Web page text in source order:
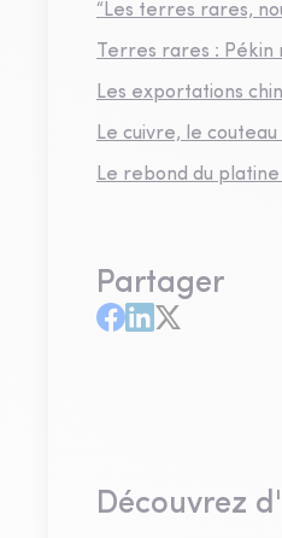
“Les terres rares,
Terres rares : Pékin
Les exportations
Le cuivre, le
Le rebond du
Partager
Découvrez